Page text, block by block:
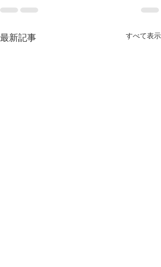
最新記事 すべて表示